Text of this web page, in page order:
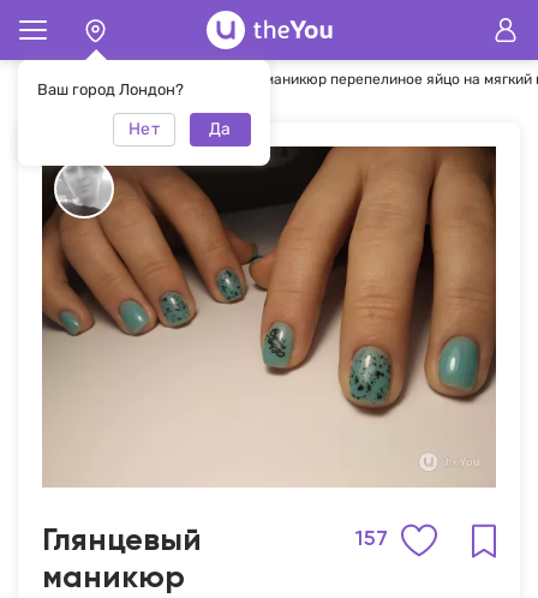
Ваш город Лондон?
Нет Да
Глянцевый маникюр перепелиное яйцо на мягкий
Глянцевый
маникюр
157